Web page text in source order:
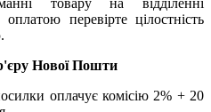
перевірте цілостність
Нової Пошти
оплачує комісію 2% + 20